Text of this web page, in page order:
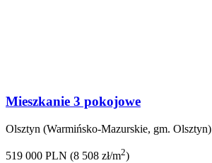
Mieszkanie 3 pokojowe
Olsztyn (Warmińsko-Mazurskie, gm. Olsztyn)
519 000 PLN (8 508 zł/m2)